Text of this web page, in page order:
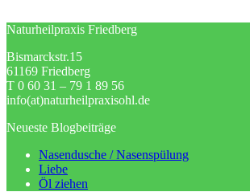
Naturheilpraxis Friedberg
Bismarckstr.15
61169 Friedberg
T 0 60 31 – 79 1 89 56
info(at)naturheilpraxisohl.de
Neueste Blogbeiträge
Nasendusche / Nasenspülung
Liebe
Öl ziehen